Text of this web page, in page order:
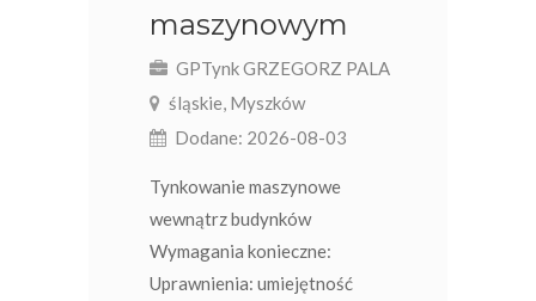
maszynowym
GPTynk GRZEGORZ PALA
śląskie, Myszków
Dodane: 2026-08-03
Tynkowanie maszynowe
wewnątrz budynków
Wymagania konieczne:
Uprawnienia: umiejętność